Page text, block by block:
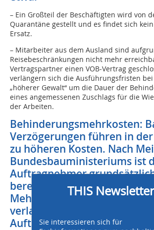
– Ein Großteil der Beschäftigten wird von
Quarantäne gestellt und es findet sich
Ersatz.
– Mitarbeiter aus dem Ausland sind
Reisebeschränkungen nicht mehr
Vertragspartner einen VOB-Vertrag
verlängern sich die Ausführungsfristen bei
„höherer Gewalt“ um die Dauer der
eines angemessenen Zuschlags für die
der Arbeiten.
Behinderungsmehrkosten:
Verzögerungen führen in der
zu höheren Kosten. Nach
Bundesbauministeriums ist
Auftragnehmer
berechtigt, hieraus folgende
Mehrkosten vom
verlangen. Dies deshalb, weil
Auftraggeber weder an der
THIS Newsletter
Sie interessieren sich für